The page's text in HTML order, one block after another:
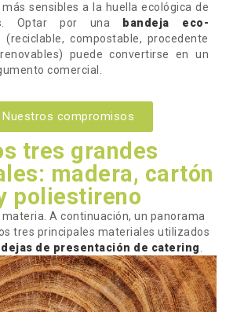
sensibles a la huella ecológica de
Optar por una
bandeja eco-
(reciclable, compostable, procedente
puede convertirse en un
comercial.
Nuestros compromisos
tres grandes
madera, cartón
poliestireno
materia. A continuación, un panorama
tres principales materiales utilizados
de presentación de catering.